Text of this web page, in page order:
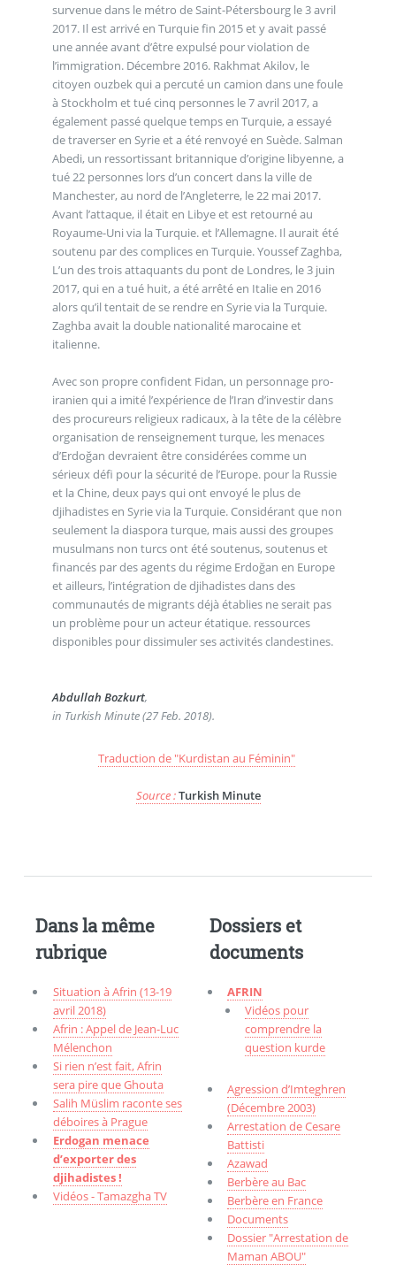
survenue dans le métro de Saint-Pétersbourg le 3 avril
2017. Il est arrivé en Turquie fin 2015 et y avait passé
une année avant d’être expulsé pour violation de
l’immigration. Décembre 2016. Rakhmat Akilov, le
citoyen ouzbek qui a percuté un camion dans une foule
à Stockholm et tué cinq personnes le 7 avril 2017, a
également passé quelque temps en Turquie, a essayé
de traverser en Syrie et a été renvoyé en Suède. Salman
Abedi, un ressortissant britannique d’origine libyenne, a
tué 22 personnes lors d’un concert dans la ville de
Manchester, au nord de l’Angleterre, le 22 mai 2017.
Avant l’attaque, il était en Libye et est retourné au
Royaume-Uni via la Turquie. et l’Allemagne. Il aurait été
soutenu par des complices en Turquie. Youssef Zaghba,
L’un des trois attaquants du pont de Londres, le 3 juin
2017, qui en a tué huit, a été arrêté en Italie en 2016
alors qu’il tentait de se rendre en Syrie via la Turquie.
Zaghba avait la double nationalité marocaine et
italienne.
Avec son propre confident Fidan, un personnage pro-
iranien qui a imité l’expérience de l’Iran d’investir dans
des procureurs religieux radicaux, à la tête de la célèbre
organisation de renseignement turque, les menaces
d’Erdoğan devraient être considérées comme un
sérieux défi pour la sécurité de l’Europe. pour la Russie
et la Chine, deux pays qui ont envoyé le plus de
djihadistes en Syrie via la Turquie. Considérant que non
seulement la diaspora turque, mais aussi des groupes
musulmans non turcs ont été soutenus, soutenus et
financés par des agents du régime Erdoğan en Europe
et ailleurs, l’intégration de djihadistes dans des
communautés de migrants déjà établies ne serait pas
un problème pour un acteur étatique. ressources
disponibles pour dissimuler ses activités clandestines.
Abdullah Bozkurt,
in Turkish Minute (27 Feb. 2018).
Traduction de "Kurdistan au Féminin"
Source :Turkish Minute
Dans la même
rubrique
Situation à Afrin (13-19
avril 2018)
Afrin : Appel de Jean-Luc
Mélenchon
Si rien n’est fait, Afrin
sera pire que Ghouta
Salih Müslim raconte ses
déboires à Prague
Erdogan menace
d’exporter des
djihadistes !
Vidéos - Tamazgha TV
Dossiers et
documents
AFRIN
Vidéos pour
comprendre la
question kurde
Agression d’Imteghren
(Décembre 2003)
Arrestation de Cesare
Battisti
Azawad
Berbère au Bac
Berbère en France
Documents
Dossier "Arrestation de
Maman ABOU"